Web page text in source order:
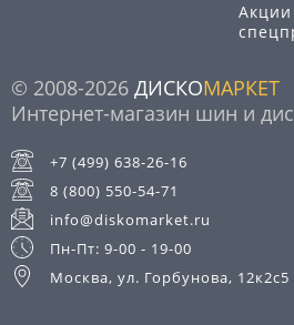
© 2008-2026 ДИСКОМАРКЕТ
Интернет-магазин шин и
+7 (499) 638-26-16
8 (800) 550-54-71
info@diskomarket.ru
Пн-Пт: 9-00 - 19-00
Москва, ул. Горбунова, 12к2с5